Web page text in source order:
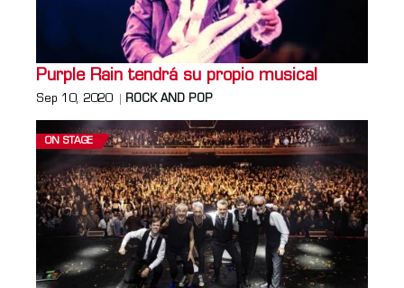
Purple Rain tendrá su propio musical
Sep 10, 2020 ROCK AND POP
ON STAGE